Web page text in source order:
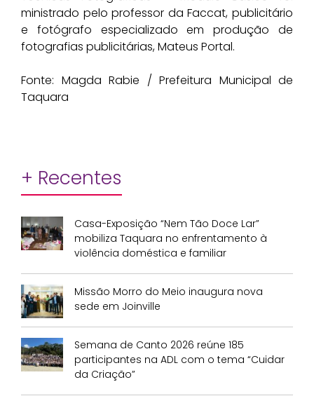
ministrado pelo professor da Faccat, publicitário
e fotógrafo especializado em produção de
fotografias publicitárias, Mateus Portal.
Fonte: Magda Rabie / Prefeitura Municipal de
Taquara
+ Recentes
Casa-Exposição “Nem Tão Doce Lar”
mobiliza Taquara no enfrentamento à
violência doméstica e familiar
Missão Morro do Meio inaugura nova
sede em Joinville
Semana de Canto 2026 reúne 185
participantes na ADL com o tema “Cuidar
da Criação”